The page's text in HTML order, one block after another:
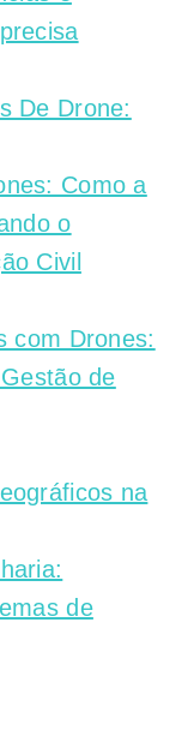
De Drone:
Como a
o
Civil
com Drones:
de
na
de